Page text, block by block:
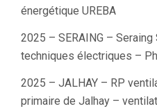
énergétique UREBA
2025 – SERAING –
techniques électriques –
2025 – JALHAY – RP
primaire de Jalhay –